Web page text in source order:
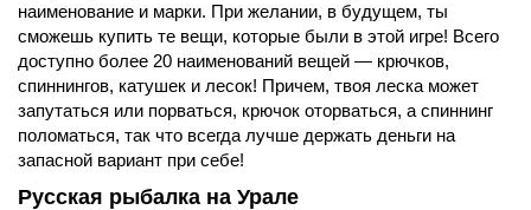
наименование и марки. При желании, в будущем, ты
сможешь купить те вещи, которые были в этой игре! Всего
доступно более 20 наименований вещей — крючков,
спиннингов, катушек и лесок! Причем, твоя леска может
запутаться или порваться, крючок оторваться, а спиннинг
поломаться, так что всегда лучше держать деньги на
запасной вариант при себе!
Русская рыбалка на Урале